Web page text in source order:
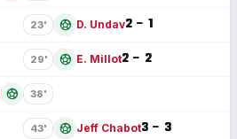
23' sports_soccer D. Undav2 – 1
29' sports_soccer E. Millot2 – 2
sports_soccer 38'
43' sports_soccer Jeff Chabot3 – 3